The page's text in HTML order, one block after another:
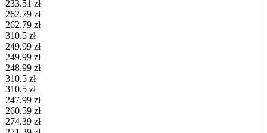
233.51 zł
262.79 zł
262.79 zł
310.5 zł
249.99 zł
249.99 zł
248.99 zł
310.5 zł
310.5 zł
247.99 zł
260.59 zł
274.39 zł